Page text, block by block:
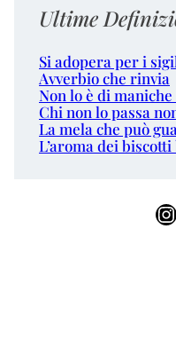
Ultime
Si adopera per i
Avverbio che rinvia
Non lo è di maniche
Chi non lo passa
La mela che può
L’aroma dei
Instagram